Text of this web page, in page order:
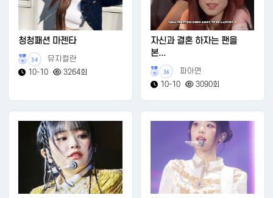
청청패션 마젠타
34
뮤지컬란
10-10
3264회
자신과 결혼 하자는 팬을
본...
36
파아면
10-10
3090회